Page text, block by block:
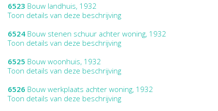
6523 Bouw landhuis, 1932
Toon details van deze beschrijving
6524 Bouw stenen schuur achter woning, 1932
Toon details van deze beschrijving
6525 Bouw woonhuis, 1932
Toon details van deze beschrijving
6526 Bouw werkplaats achter woning, 1932
Toon details van deze beschrijving